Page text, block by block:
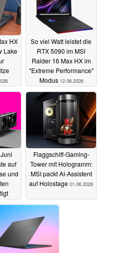
HX
Lake
So viel Watt leistet die
RTX 5090 im MSI
Raider 16 Max HX im
"Extreme Performance"
Modus 12.06.2026
auf
und
Flaggschiff-Gaming-
Tower mit Hologramm:
MSI packt AI-Assistent
auf Holostage 01.06.2026